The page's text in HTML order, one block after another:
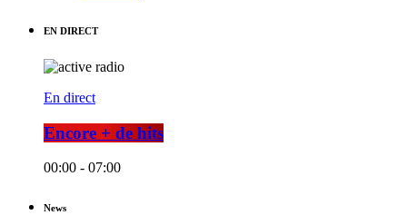
EN DIRECT
En direct
Encore + de hits
00:00 - 07:00
News